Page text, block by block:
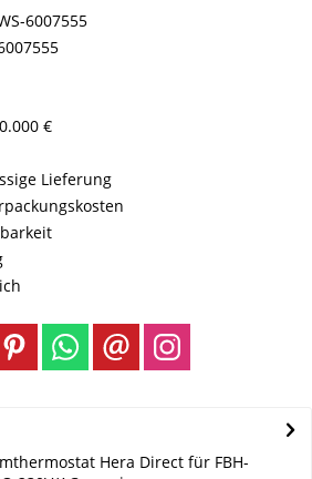
6007555
€
Lieferung
Hera Direct für FBH-